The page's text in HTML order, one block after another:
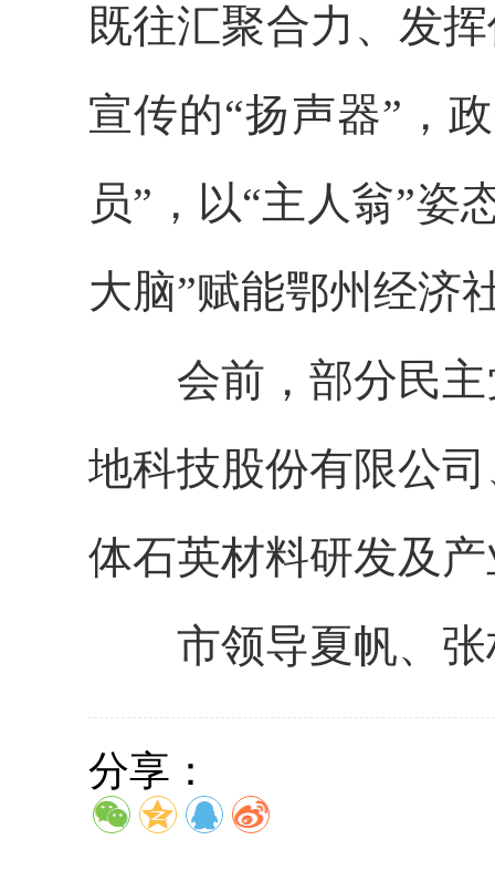
既往汇聚合力、发
宣传的“扬声器”，
员”，以“主人翁”姿
大脑”赋能鄂州经济
会前，部分民
地科技股份有限公
体石英材料研发及
市领导夏帆、
分享：